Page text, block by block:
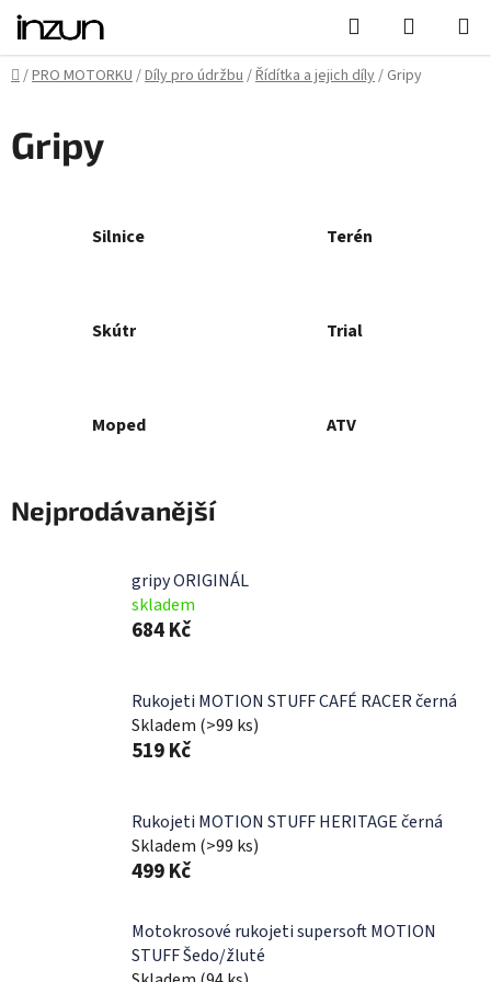
Přejít
obsah
Hledat
KOŠÍK
Domů
/PRO MOTORKU/Díly pro údržbu/Řídítka a jejich díly/ Gripy
Gripy
Silnice Terén
Skútr Trial
Moped ATV
Nejprodávanější
gripy ORIGINÁL
skladem
684 Kč
Rukojeti MOTION STUFF CAFÉ RACER černá
Skladem (>99 ks)
519 Kč
Rukojeti MOTION STUFF HERITAGE černá
Skladem (>99 ks)
499 Kč
Motokrosové rukojeti supersoft MOTION
STUFF Šedo/žluté